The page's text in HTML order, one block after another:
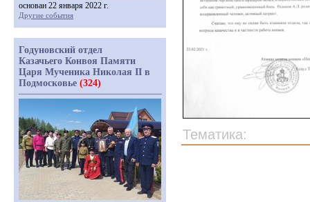
Тематика:
основан 22 января 2022 г.
Другие события
Годуновский отдел
Казачьего Конвоя Памяти
Царя Мученика Николая II в
Подмосковье (324)